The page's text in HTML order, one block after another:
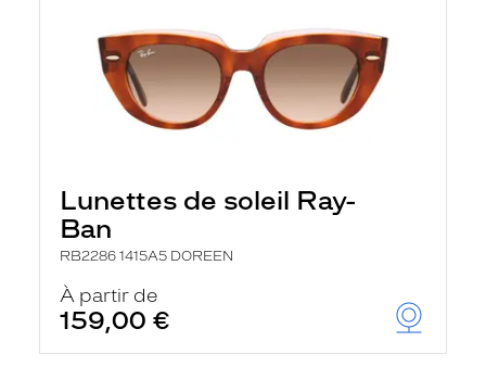
Lunettes de soleil Ray-
Ban
RB2286 1415A5 DOREEN
À partir de
159,00 €